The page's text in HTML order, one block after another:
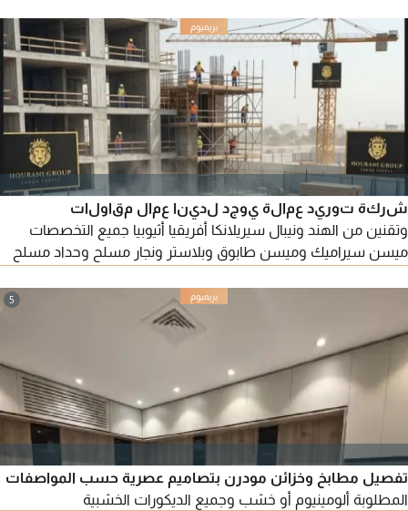
زيارة أول مرا في الدولة. أمينات وموثوق بهم
شركة توريد عمالة يوجد لدينا عمال مقاولات
وتقنين من الهند ونيبال سيريلانكا أفريقيا أثيوبيا جميع التخصصات
ميسن سيراميك وميسن طابوق وبلاستر ونجار مسلح وحداد مسلح
5
تفصيل مطابخ وخزائن مودرن بتصاميم عصرية حسب المواصفات
المطلوبة ألومينيوم أو خشب وجميع الديكورات الخشبية